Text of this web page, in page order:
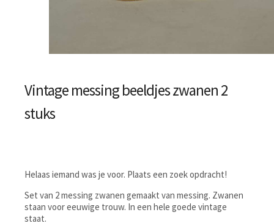
Vintage messing beeldjes zwanen 2
stuks
Helaas iemand was je voor. Plaats een zoek opdracht!
Set van 2 messing zwanen gemaakt van messing. Zwanen
staan voor eeuwige trouw. In een hele goede vintage
staat.